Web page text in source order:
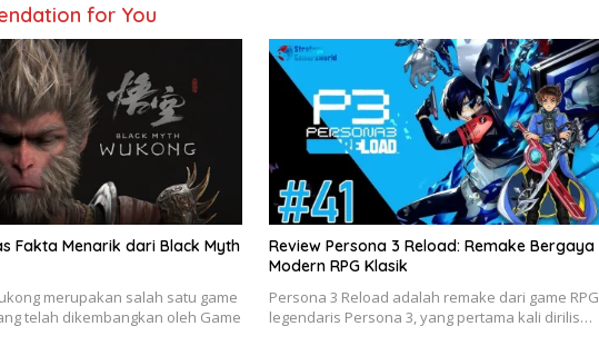
for You
Fakta Menarik dari Black Myth
merupakan salah satu game
telah dikembangkan oleh Game
Review Persona 3 Reload: Remake Bergaya
Modern RPG Klasik
Persona 3 Reload adalah remake dari game RPG
legendaris Persona 3, yang pertama kali dirilis…